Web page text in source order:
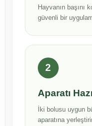
Hayvanın başını
güvenli bir
2
Aparatı
İki bolusu uygun
aparatına